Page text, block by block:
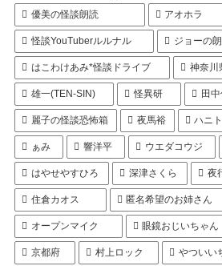
優美の怪談朗読 アオホラ
怪談YouTuberルルナル ジョーの
はこわけあみ*怪談ドライブ 神奈川
雄一(TEN-SIN) 怪異研 田
麗子の怪談恐怖箱 夜馬裕 ハニ
ぁみ 響洋平 ウエダコウジ
はやせやすひろ 深津さくら 夜
住倉カオス 匿名希望のお姉さん
オープンマイク 眼鏡おじいちゃん
京都府 村上ロック やついい